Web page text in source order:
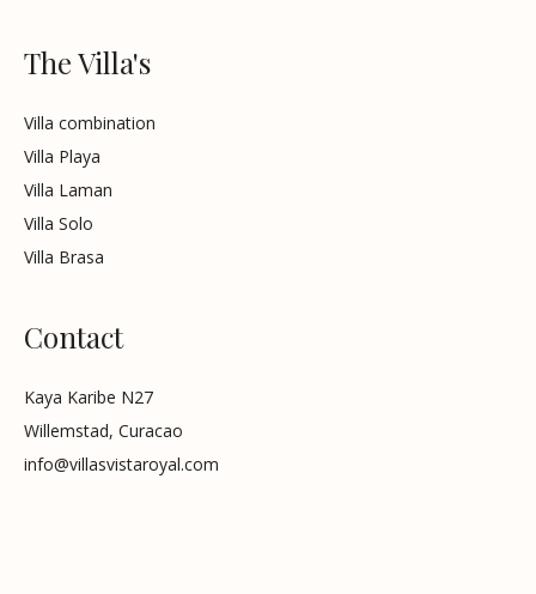
The Villa's
Villa combination
Villa Playa
Villa Laman
Villa Solo
Villa Brasa
Contact
Kaya Karibe N27
Willemstad, Curacao
info@villasvistaroyal.com